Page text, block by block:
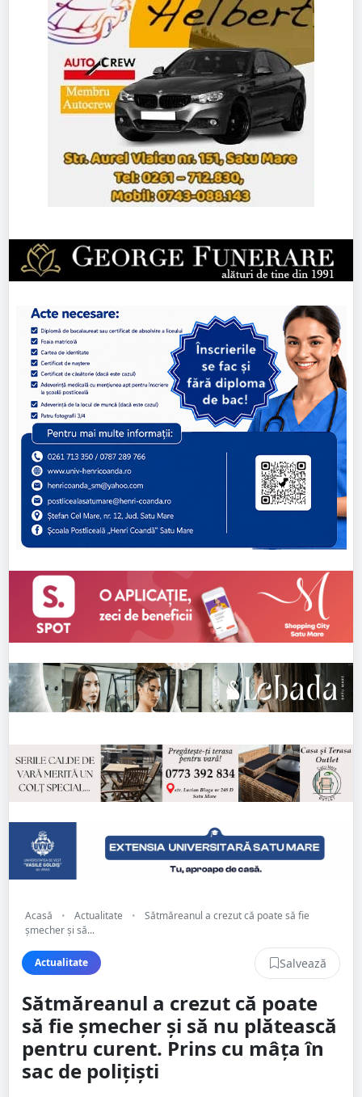
Acasă • Actualitate •
Sătmăreanul a crezut că poate să fie
șmecher și să...
Actualitate Salvează
Sătmăreanul a crezut că poate
să fie șmecher și să nu plătească
pentru curent. Prins cu mâța în
sac de polițiști